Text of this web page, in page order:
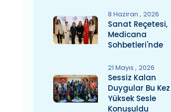
8 Haziran 2026
Sanat Reçetesi,
Medicana
Sohbetleri'nde
21 Mayıs 2026
Sessiz Kalan
Duygular Bu Kez
Yüksek Sesle
Konuşuldu